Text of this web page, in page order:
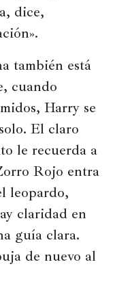
dice,
también está
cuando
Harry se
El claro
le recuerda a
Rojo entra
leopardo,
claridad en
guía clara.
de nuevo al